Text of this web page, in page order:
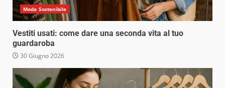
Moda Sostenibile
Vestiti usati: come dare una seconda vita al tuo
guardaroba
30 Giugno 2026